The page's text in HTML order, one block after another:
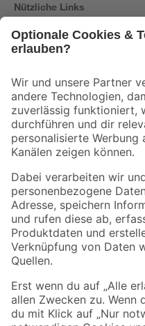
Nützliche Links
Der toom Newsletter: Keine
Zur Newsletter
Folge uns
Zahlungsarten
Sicher einkaufen
Jetzt die toom-App